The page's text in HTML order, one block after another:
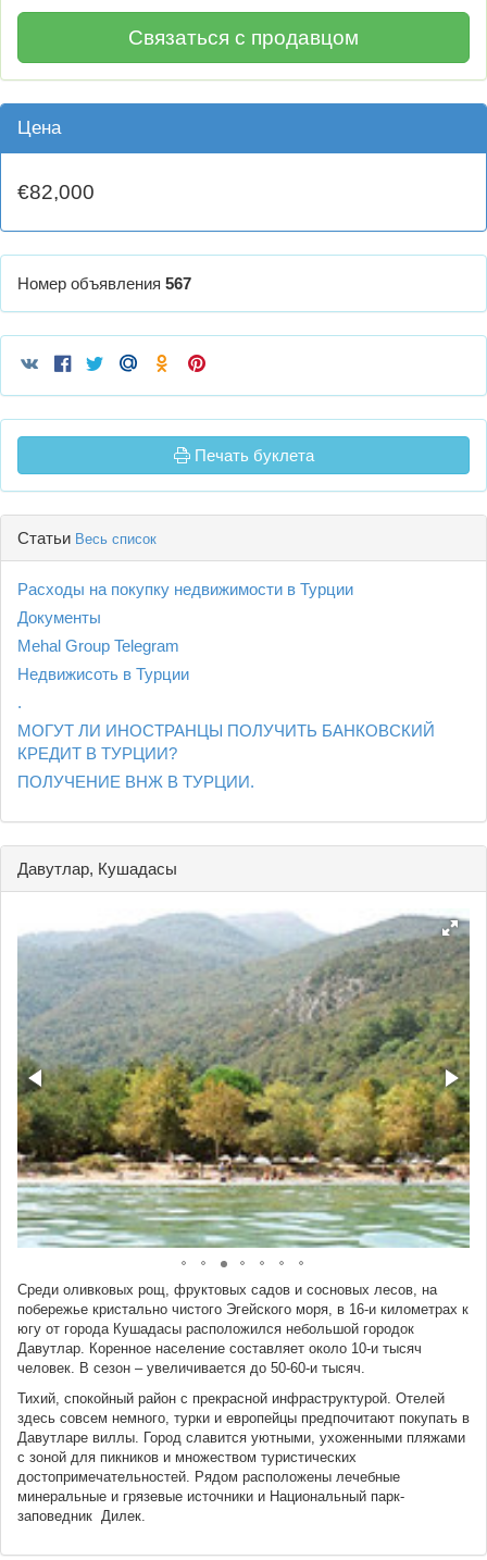
Связаться с продавцом
Цена
€82,000
Номер объявления 567
Печать буклета
Статьи Весь список
Расходы на покупку недвижимости в Турции
Документы
Mehal Group Telegram
Недвижисоть в Турции
.
МОГУТ ЛИ ИНОСТРАНЦЫ ПОЛУЧИТЬ БАНКОВСКИЙ
КРЕДИТ В ТУРЦИИ?
ПОЛУЧЕНИЕ ВНЖ В ТУРЦИИ.
Давутлар, Кушадасы
Среди оливковых рощ, фруктовых садов и сосновых лесов, на
побережье кристально чистого Эгейского моря, в 16-и километрах к
югу от города Кушадасы расположился небольшой городок
Давутлар. Коренное население составляет около 10-и тысяч
человек. В сезон – увеличивается до 50-60-и тысяч.
Тихий, спокойный район с прекрасной инфраструктурой. Отелей
здесь совсем немного, турки и европейцы предпочитают покупать в
Давутларе виллы. Город славится уютными, ухоженными пляжами
с зоной для пикников и множеством туристических
достопримечательностей. Рядом расположены лечебные
минеральные и грязевые источники и Национальный парк-
заповедник Дилек.